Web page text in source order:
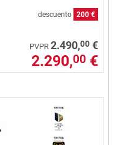
descuento 200 €
PVPR 2.490,00 €
2.290,00 €